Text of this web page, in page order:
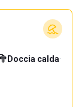
Doccia calda·